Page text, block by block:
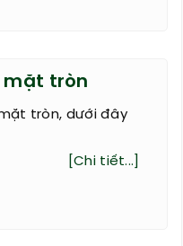
mặt tròn
tròn, dưới đây
[Chi tiết...]